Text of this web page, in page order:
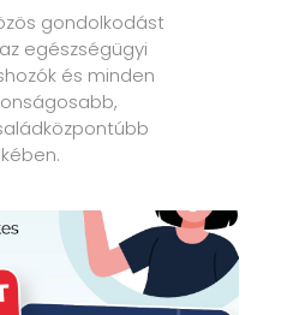
gondolkodást
egészségügyi
és minden